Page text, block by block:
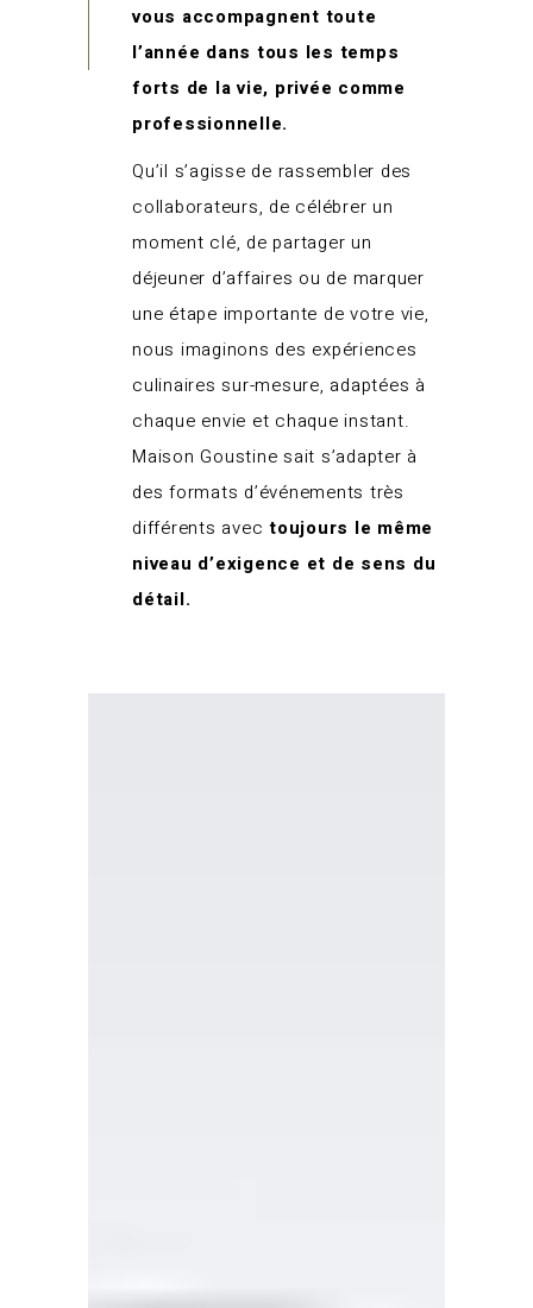
vous accompagnent toute
l’année dans tous les temps
forts de la vie, privée comme
professionnelle.
Qu’il s’agisse de rassembler des
collaborateurs, de célébrer un
moment clé, de partager un
déjeuner d’affaires ou de marquer
une étape importante de votre vie,
nous imaginons des expériences
culinaires sur-mesure, adaptées à
chaque envie et chaque instant.
Maison Goustine sait s’adapter à
des formats d’événements très
différents avec toujours le même
niveau d’exigence et de sens du
détail.